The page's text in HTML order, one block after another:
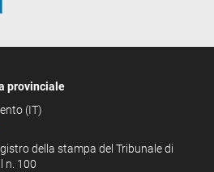
provinciale
(IT)
della stampa del Tribunale di
n. 100